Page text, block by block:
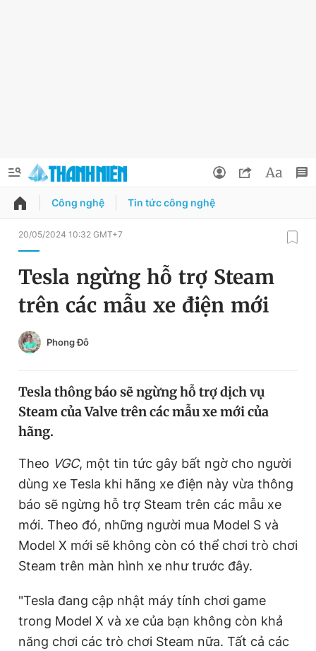
QUẢNG CÁO ĐẶT BÁO
Chuyên mục
Chuyên mục khác
Tin thị trường Tin 360
Sản phẩm khác
Tiện ích Bạn cần biết
Thông tin tòa soạn Liên hệ quảng cáo
Đổi mật khẩu
Tin đã lưu
Tin đã xem
Đăng xuất
Công nghệ Tin tức công nghệ
20/05/2024 10:32 GMT+7
Tesla ngừng hỗ trợ Steam
trên các mẫu xe điện mới
Phong Đỗ
Tesla thông báo sẽ ngừng hỗ trợ dịch vụ
Steam của Valve trên các mẫu xe mới của
hãng.
Theo VGC, một tin tức gây bất ngờ cho người
dùng xe Tesla khi hãng xe điện này vừa thông
báo sẽ ngừng hỗ trợ Steam trên các mẫu xe
mới. Theo đó, những người mua Model S và
Model X mới sẽ không còn có thể chơi trò chơi
Steam trên màn hình xe như trước đây.
"Tesla đang cập nhật máy tính chơi game
trong Model X và xe của bạn không còn khả
năng chơi các trò chơi Steam nữa. Tất cả các